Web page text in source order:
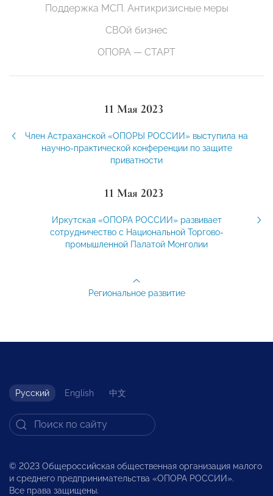
Поддержка МСП. Антикризисные меры
СВОй бизнес
ОПОРА — СТАРТ
11 Мая 2023
Член Астраханской «ОПОРЫ РОССИИ» выступила на
научно-практической конференции по защите
приватности
11 Мая 2023
Иркутская «ОПОРА РОССИИ» развивает
сотрудничество с Национальной Торгово-
промышленной Палатой Монголии
Региональное развитие
Русский English 中文
© 2023 Общероссийская общественная организация малого
и среднего предпринимательства «ОПОРА РОССИИ».
Все права защищены.